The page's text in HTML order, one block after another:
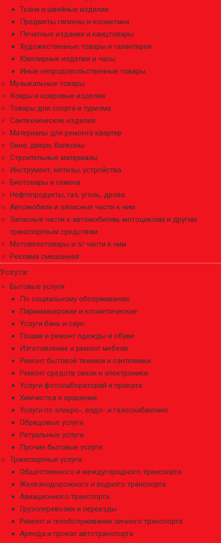
Ткани и швейные изделия
Предметы гигиены и косметики
Печатные издания и канцтовары
Художественные товары и галантерея
Ювелирные изделия и часы
Иные непродовольственные товары
Музыкальные товары
Ковры и ковровые изделия
Товары для спорта и туризма
Сантехнические изделия
Материалы для ремонта квартир
Окна, двери, балконы
Строительные материалы
Инструмент, метизы, устройства
Биотовары и семена
Нефтепродукты, газ, уголь, дрова
Автомобили и запасные части к ним
Запасные части к автомобилям, мотоциклам и другим
транспортным средствам
Мотовелотовары и з/ части к ним
Реклама смешанная
Услуги
Бытовые услуги
По социальному обслуживанию
Парикмахерские и косметические
Услуги бань и саун
Пошив и ремонт одежды и обуви
Изготовление и ремонт мебели
Ремонт бытовой техники и сантехники
Ремонт средств связи и электроники
Услуги фотолабораторий и проката
Химчистка и крашение
Услуги по элекро-, водо- и газоснабжению
Обрядовые услуги
Ритуальные услуги
Прочие бытовые услуги
Транспортные услуги
Общественного и междугородного транспорта
Железнодорожного и водного транспорта
Авиационного транспорта
Грузоперевозки и переезды
Ремонт и техобслуживание личного транспорта
Аренда и прокат автотранспорта